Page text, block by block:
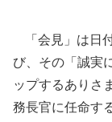
「会見」は日
び、その「誠実
ップするありさ
務長官に任命す